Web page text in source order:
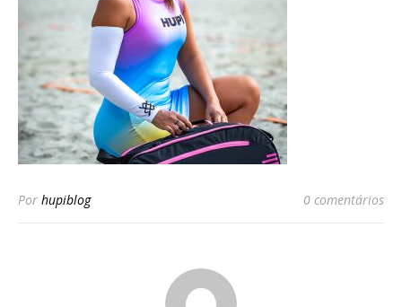
Por hupiblog 0 comentários